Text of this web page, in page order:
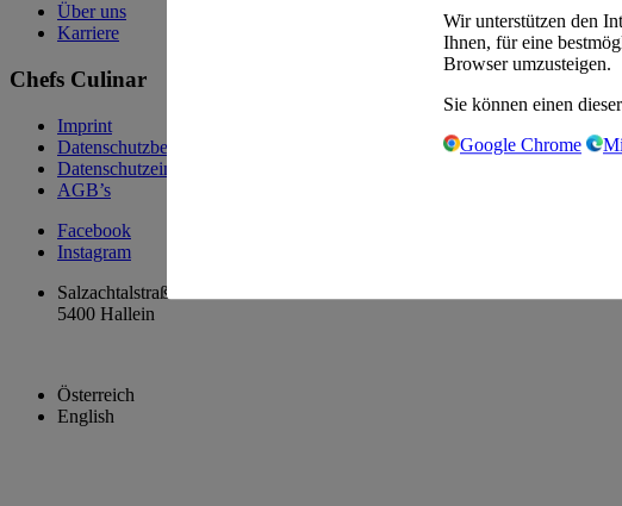
Wir unterstützen den
Ihnen, für eine
Browser umzusteigen.
Sie können einen
Google Chrome
Über uns
Karriere
Chefs Culinar
Imprint
Datenschutzbestimmung
Datenschutzeinstellungen
AGB’s
Facebook
Instagram
Salzachtalstraße 37
5400 Hallein
Österreich
English